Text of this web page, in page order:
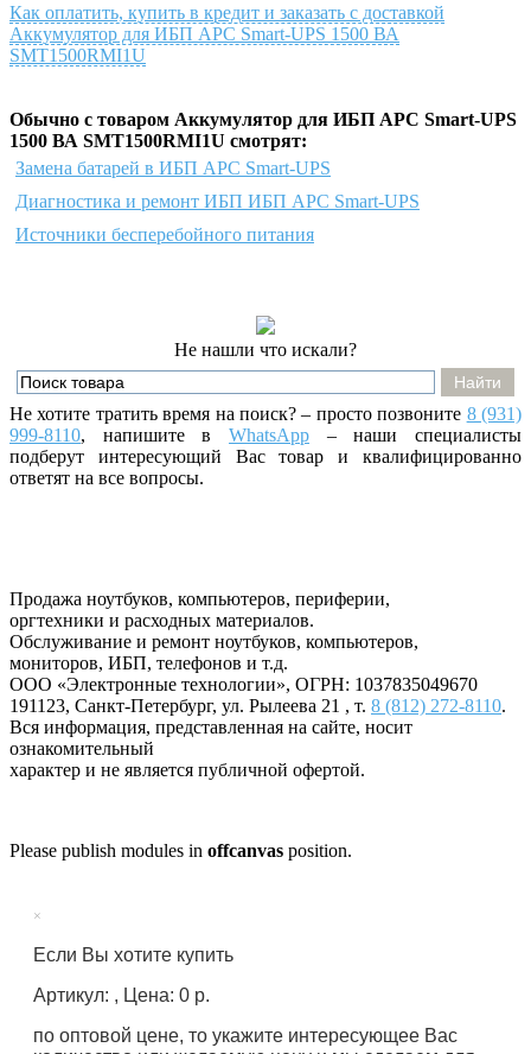
Как оплатить, купить в кредит и заказать с доставкой
Аккумулятор для ИБП APC Smart-UPS 1500 ВА
SMT1500RMI1U
Обычно с товаром Аккумулятор для ИБП APC Smart-UPS
1500 ВА SMT1500RMI1U смотрят:
Замена батарей в ИБП APC Smart-UPS
Диагностика и ремонт ИБП ИБП APC Smart-UPS
Источники бесперебойного питания
Не нашли что искали?
Не хотите тратить время на поиск? – просто позвоните 8 (931)
999-8110, напишитевWhatsApp – наши специалисты
подберут интересующий Вас товар и квалифицированно
ответят на все вопросы.
Продажа ноутбуков, компьютеров, периферии,
оргтехники и расходных материалов.
Обслуживание и ремонт ноутбуков, компьютеров,
мониторов, ИБП, телефонов и т.д.
ООО «Электронные технологии», ОГРН: 1037835049670
191123, Санкт-Петербург, ул. Рылеева 21 , т. 8 (812) 272-8110.
Вся информация, представленная на сайте, носит
ознакомительный
характер и не является публичной офертой.
Please publish modules in offcanvas position.
×
Если Вы хотите купить
Артикул: , Цена: 0 р.
по оптовой цене, то укажите интересующее Вас